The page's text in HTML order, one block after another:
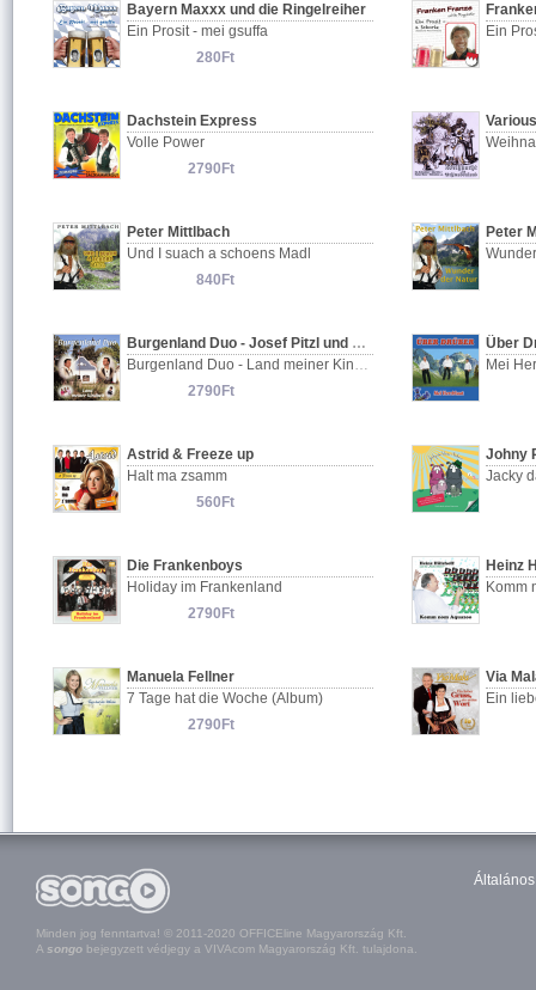
Bayern Maxxx und die Ringelreiher
Ein Prosit - mei gsuffa
280Ft
Ein
Dachstein Express
Volle Power
2790Ft
Peter Mittlbach
Und I suach a schoens Madl
840Ft
Peter
Burgenland Duo - Josef Pitzl und Stefan Jandl
Burgenland Duo - Land meiner Kindheit
2790Ft
Über
Mei
Astrid & Freeze up
Halt ma zsamm
560Ft
Johny
Jacky
Die Frankenboys
Holiday im Frankenland
2790Ft
Heinz
Komm
Manuela Fellner
7 Tage hat die Woche (Album)
2790Ft
Via
Ein
Minden jog fenntartva! © 2011-2020 OFFICEline Magyarország Kft.
A songo bejegyzett védjegy a VIVAcom Magyarország Kft. tulajdona.